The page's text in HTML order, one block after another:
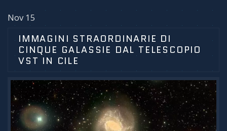
Nov 15
IMMAGINI STRAORDINARIE DI
CINQUE GALASSIE DAL TELESCOPIO
VST IN CILE